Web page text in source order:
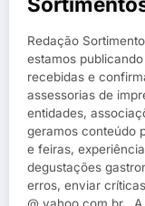
Redação
estamos
recebidas e
assessorias de
entidades,
geramos conteúdo
e feiras,
degustações
erros, enviar